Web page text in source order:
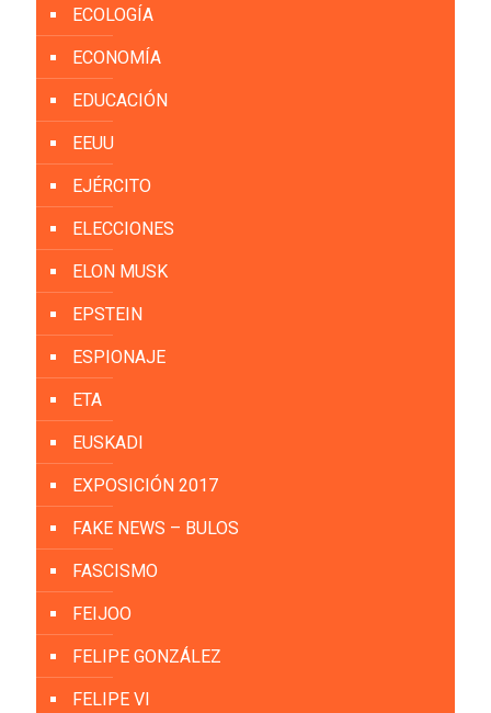
ECOLOGÍA
ECONOMÍA
EDUCACIÓN
EEUU
EJÉRCITO
ELECCIONES
ELON MUSK
EPSTEIN
ESPIONAJE
ETA
EUSKADI
EXPOSICIÓN 2017
FAKE NEWS – BULOS
FASCISMO
FEIJOO
FELIPE GONZÁLEZ
FELIPE VI